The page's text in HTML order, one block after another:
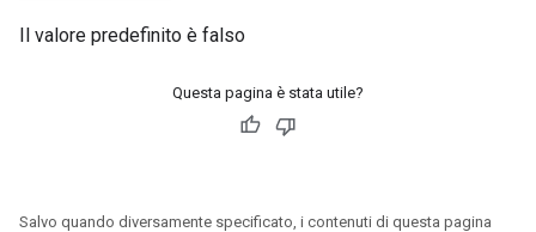
Il valore predefinito è falso
Questa pagina è stata utile?
Salvo quando diversamente specificato, i contenuti di questa pagina